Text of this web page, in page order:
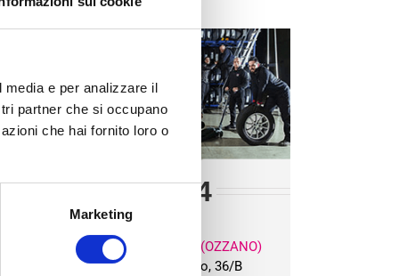
e per analizzare il
partner che si occupano
che hai fornito loro o
Marketing
BG4
PONTE RIZZOLI (OZZANO)
Via Progresso, 36/B